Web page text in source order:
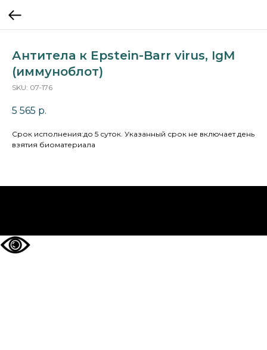
Антитела к Epstein-Barr virus, IgM
(иммуноблот)
SKU: 07-176
5 565 р.
Cрок исполнения:до 5 суток. Указанный срок не включает день
взятия биоматериала